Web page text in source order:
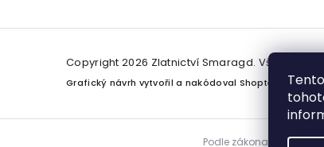
Copyright 2026 Zlatnictví Smaragd. Všechna
Grafický návrh vytvořil a nakódoval Shoptetak.cz
Podle zákona o